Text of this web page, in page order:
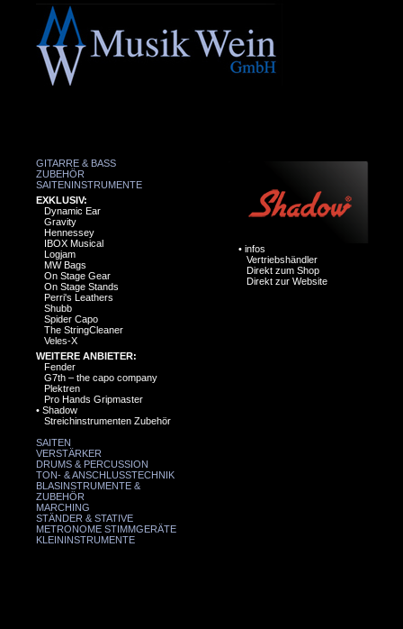
GITARRE & BASS
ZUBEHÖR
SAITENINSTRUMENTE
EXKLUSIV:
Dynamic Ear
Gravity
Hennessey
IBOX Musical
Logjam
MW Bags
On Stage Gear
On Stage Stands
Perri's Leathers
Shubb
Spider Capo
The StringCleaner
Veles-X
WEITERE ANBIETER:
Fender
G7th – the capo company
Plektren
Pro Hands Gripmaster
• Shadow
Streichinstrumenten Zubehör
SAITEN
VERSTÄRKER
DRUMS & PERCUSSION
TON- & ANSCHLUSSTECHNIK
BLASINSTRUMENTE &
ZUBEHÖR
MARCHING
STÄNDER & STATIVE
METRONOME STIMMGERÄTE
KLEININSTRUMENTE
• infos
Vertriebshändler
Direkt zum Shop
Direkt zur Website